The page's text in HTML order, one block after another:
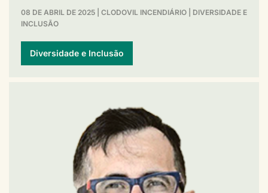
08 DE ABRIL DE 2025 CLODOVIL INCENDIÁRIO
DIVERSIDADE E
INCLUSÃO
Diversidade e Inclusão